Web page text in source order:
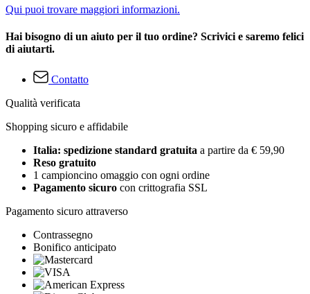
Qui puoi trovare maggiori informazioni.
Hai bisogno di un aiuto per il tuo ordine? Scrivici e saremo felici
di aiutarti.
Contatto
Qualità verificata
Shopping sicuro e affidabile
Italia: spedizione standard gratuita a partire da € 59,90
Reso gratuito
1 campioncino omaggio con ogni ordine
Pagamento sicuro con crittografia SSL
Pagamento sicuro attraverso
Contrassegno
Bonifico anticipato